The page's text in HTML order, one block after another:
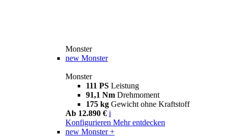
Monster
new Monster
Monster
111 PS Leistung
91,1 Nm Drehmoment
175 kg Gewicht ohne Kraftstoff
Ab 12.890 € i
Konfigurieren Mehr entdecken
new Monster +